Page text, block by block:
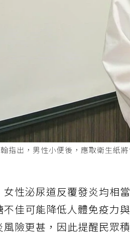
指出，男性小便後，應取衛生紙
女性泌尿道反覆發炎均相
不佳可能降低人體免疫力
風險更甚，因此提醒民眾